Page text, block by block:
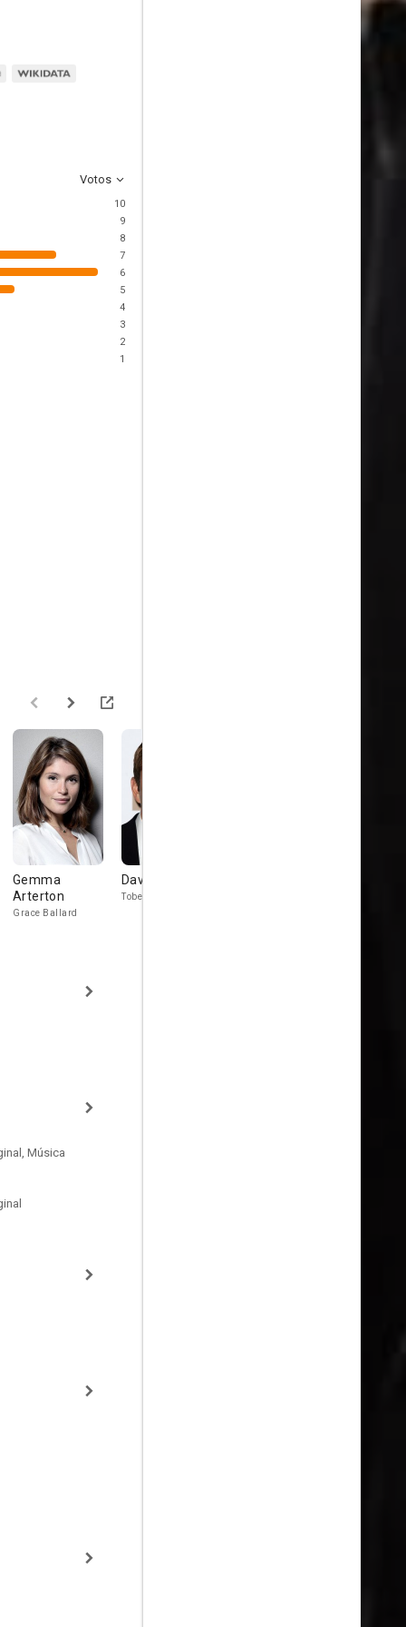
Votos
10
9
8
7
6
5
4
3
2
1
Gemma
Arterton
Grace Ballard
David Walliams
Tobey Quince
Música